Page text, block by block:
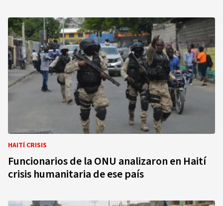
HAITÍ CRISIS
Funcionarios de la ONU analizaron en Haití
crisis humanitaria de ese país